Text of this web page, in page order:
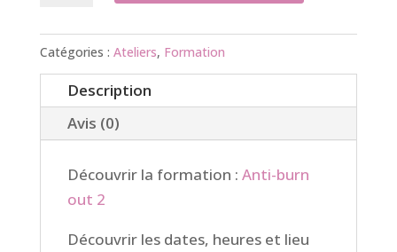
du
burn
out
Catégories : Ateliers, Formation
Description
Avis (0)
Découvrir la formation : Anti-burn
out 2
Découvrir les dates, heures et lieu